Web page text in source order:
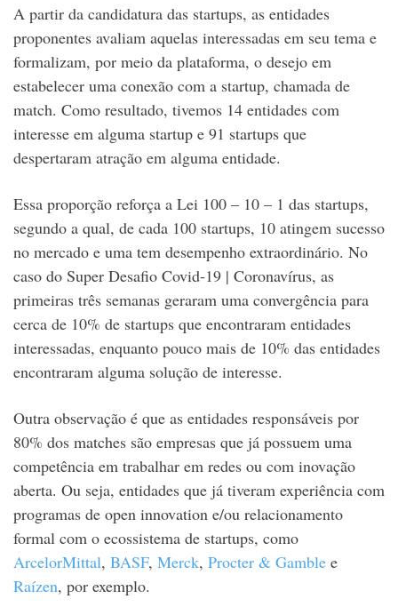
A partir da candidatura das startups, as entidades
proponentes avaliam aquelas interessadas em seu tema e
formalizam, por meio da plataforma, o desejo em
estabelecer uma conexão com a startup, chamada de
match. Como resultado, tivemos 14 entidades com
interesse em alguma startup e 91 startups que
despertaram atração em alguma entidade.
Essa proporção reforça a Lei 100 – 10 – 1 das startups,
segundo a qual, de cada 100 startups, 10 atingem sucesso
no mercado e uma tem desempenho extraordinário. No
caso do Super Desafio Covid-19 | Coronavírus, as
primeiras três semanas geraram uma convergência para
cerca de 10% de startups que encontraram entidades
interessadas, enquanto pouco mais de 10% das entidades
encontraram alguma solução de interesse.
Outra observação é que as entidades responsáveis por
80% dos matches são empresas que já possuem uma
competência em trabalhar em redes ou com inovação
aberta. Ou seja, entidades que já tiveram experiência com
programas de open innovation e/ou relacionamento
formal com o ecossistema de startups, como
ArcelorMittal, BASF, Merck, Procter & Gamble e
Raízen, por exemplo.